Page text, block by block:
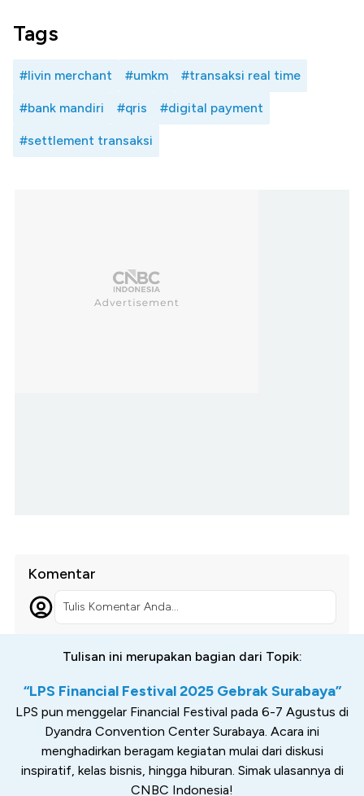
Tags
#livin merchant #umkm #transaksi real time
#bank mandiri #qris #digital payment
#settlement transaksi
Komentar
Tulis Komentar Anda...
Tulisan ini merupakan bagian dari Topik:
“LPS Financial Festival 2025 Gebrak Surabaya”
LPS pun menggelar Financial Festival pada 6-7 Agustus di
Dyandra Convention Center Surabaya. Acara ini
menghadirkan beragam kegiatan mulai dari diskusi
inspiratif, kelas bisnis, hingga hiburan. Simak ulasannya di
CNBC Indonesia!